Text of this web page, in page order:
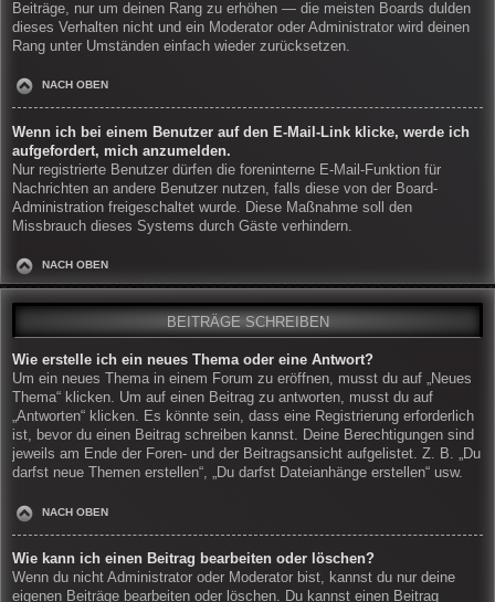
Beiträge, nur um deinen Rang zu erhöhen — die meisten Boards dulden
dieses Verhalten nicht und ein Moderator oder Administrator wird deinen
Rang unter Umständen einfach wieder zurücksetzen.
NACH OBEN
Wenn ich bei einem Benutzer auf den E-Mail-Link klicke, werde ich
aufgefordert, mich anzumelden.
Nur registrierte Benutzer dürfen die foreninterne E-Mail-Funktion für
Nachrichten an andere Benutzer nutzen, falls diese von der Board-
Administration freigeschaltet wurde. Diese Maßnahme soll den
Missbrauch dieses Systems durch Gäste verhindern.
NACH OBEN
BEITRÄGE SCHREIBEN
Wie erstelle ich ein neues Thema oder eine Antwort?
Um ein neues Thema in einem Forum zu eröffnen, musst du auf „Neues
Thema“ klicken. Um auf einen Beitrag zu antworten, musst du auf
„Antworten“ klicken. Es könnte sein, dass eine Registrierung erforderlich
ist, bevor du einen Beitrag schreiben kannst. Deine Berechtigungen sind
jeweils am Ende der Foren- und der Beitragsansicht aufgelistet. Z. B. „Du
darfst neue Themen erstellen“, „Du darfst Dateianhänge erstellen“ usw.
NACH OBEN
Wie kann ich einen Beitrag bearbeiten oder löschen?
Wenn du nicht Administrator oder Moderator bist, kannst du nur deine
eigenen Beiträge bearbeiten oder löschen. Du kannst einen Beitrag